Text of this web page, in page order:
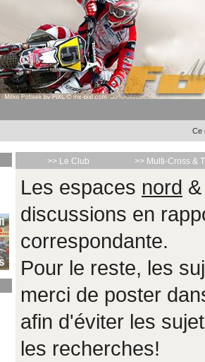
Ce
>> Le Club >> Multi-Cross &
Les espaces nord
discussions en
correspondante.
Pour le reste, les
merci de poster
afin d'éviter les
les recherches!